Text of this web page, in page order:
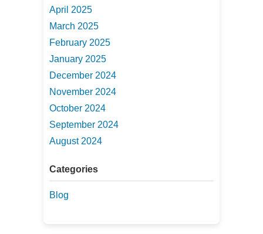
April 2025
March 2025
February 2025
January 2025
December 2024
November 2024
October 2024
September 2024
August 2024
Categories
Blog